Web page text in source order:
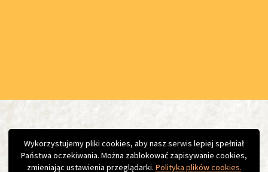
Wykorzystujemy pliki cookies, aby nasz serwis lepiej spełniał
Państwa oczekiwania. Można zablokować zapisywanie cookies,
zmieniając ustawienia przeglądarki. Polityka plików cookies.